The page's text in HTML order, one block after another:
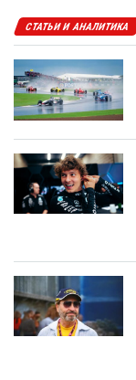
СТАТЬИ И АНАЛИТИКА